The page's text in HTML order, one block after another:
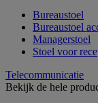
Bureaustoel
Bureaustoel
Managerstoel
Stoel voor
Telecommunicatie
Bekijk de hele